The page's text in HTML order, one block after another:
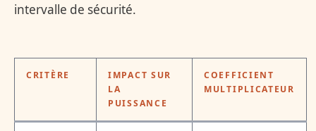
intervalle de sécurité.
CRITÈRE
IMPACT SUR
LA
PUISSANCE
COEFFICIENT
MULTIPLICATEUR